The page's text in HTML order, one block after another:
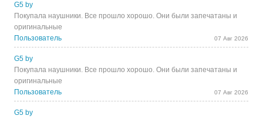
G5 by
Покупала наушники. Все прошло хорошо. Они были запечатаны и
оригинальные
Пользователь
07 Авг 2026
G5 by
Покупала наушники. Все прошло хорошо. Они были запечатаны и
оригинальные
Пользователь
07 Авг 2026
G5 by